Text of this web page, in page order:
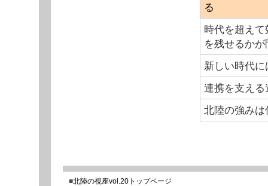
る
時代を超え
を残せるか
新しい時代
連携を支え
北陸の強み
■北陸の視座vol.20トップページ